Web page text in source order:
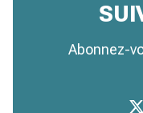
Abonnez-